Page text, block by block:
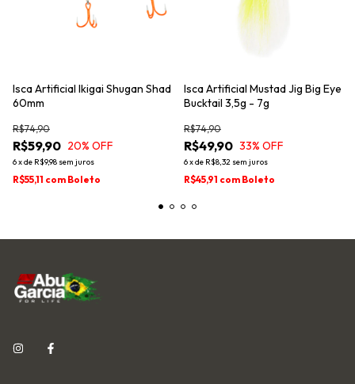
Isca Artificial Ikigai Shugan Shad
60mm
R$59,90
R$74,90
20% OFF
6xde R$9,98 sem juros
R$55,11 com Boleto
Isca Artificial Mustad Jig Big Eye
Bucktail 3,5g - 7g
R$49,90
R$74,90
33% OFF
6xde R$8,32 sem juros
R$45,91 com Boleto